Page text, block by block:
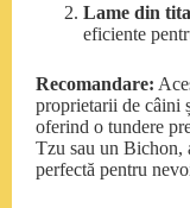
Lame din
eficiente
Recomandare:
proprietarii de câini
oferind o tundere
Tzu sau un Bichon,
perfectă pentru